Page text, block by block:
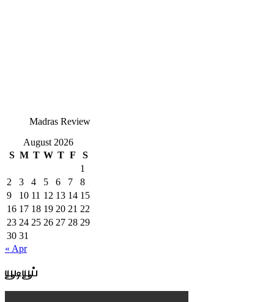
Madras Review
August 2026
S M T W T F
S
1
2
3 4 5 6 7
8
9
10 11 12 13 14 15
16 17 18 19 20 21 22
23 24 25 26 27 28 29
30 31
« Apr
யூடியூப்